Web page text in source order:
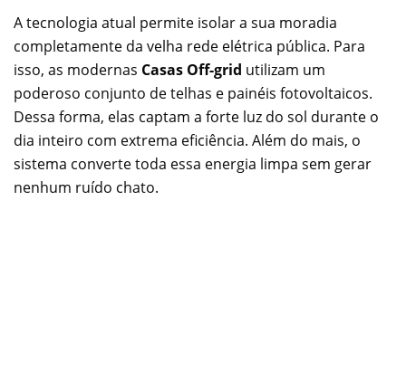
A tecnologia atual permite isolar a sua moradia
completamente da velha rede elétrica pública. Para
isso, as modernas Casas Off-grid utilizam um
poderoso conjunto de telhas e painéis fotovoltaicos.
Dessa forma, elas captam a forte luz do sol durante o
dia inteiro com extrema eficiência. Além do mais, o
sistema converte toda essa energia limpa sem gerar
nenhum ruído chato.